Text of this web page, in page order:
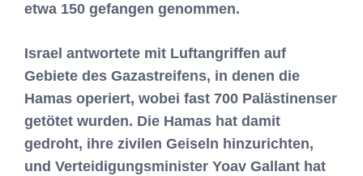
etwa 150 gefangen genommen.
Israel antwortete mit Luftangriffen auf
Gebiete des Gazastreifens, in denen die
Hamas operiert, wobei fast 700 Palästinenser
getötet wurden. Die Hamas hat damit
gedroht, ihre zivilen Geiseln hinzurichten,
und Verteidigungsminister Yoav Gallant hat